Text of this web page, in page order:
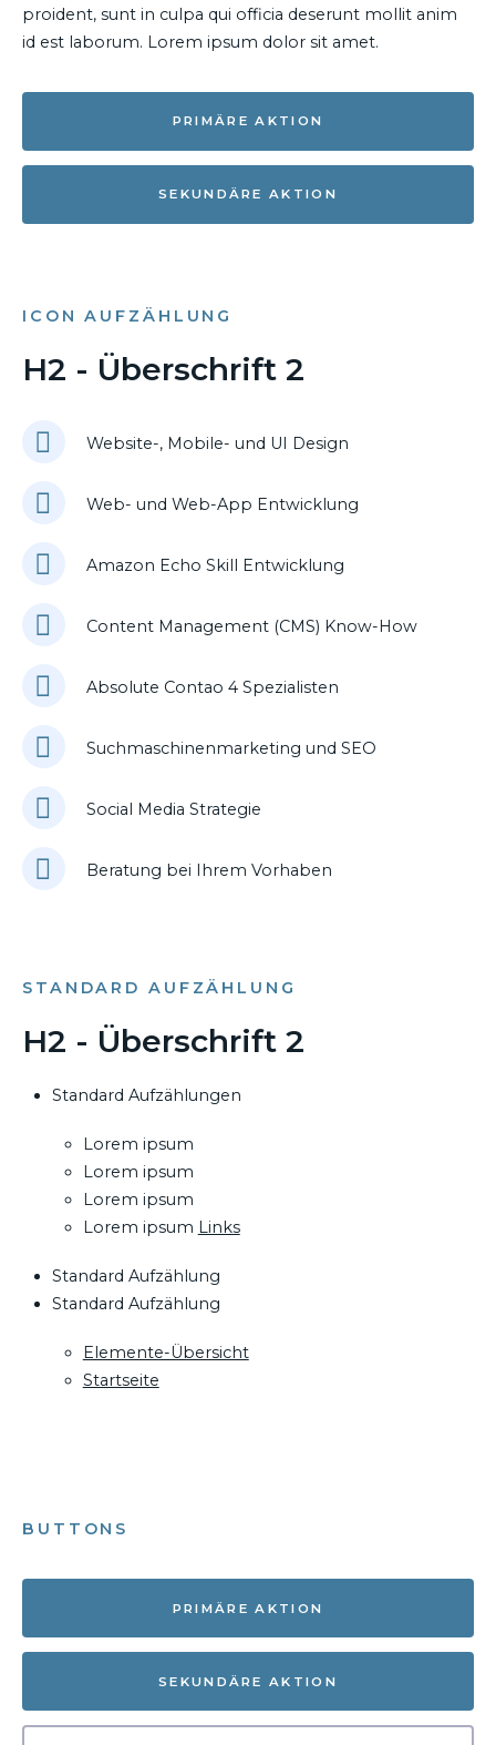
proident, sunt in culpa qui officia deserunt mollit anim
id est laborum. Lorem ipsum dolor sit amet.
PRIMÄRE AKTION
SEKUNDÄRE AKTION
ICON AUFZÄHLUNG
H2 - Überschrift 2
Website-, Mobile- und UI Design
Web- und Web-App Entwicklung
Amazon Echo Skill Entwicklung
Content Management (CMS) Know-How
Absolute Contao 4 Spezialisten
Suchmaschinenmarketing und SEO
Social Media Strategie
Beratung bei Ihrem Vorhaben
STANDARD AUFZÄHLUNG
H2 - Überschrift 2
Standard Aufzählungen
Lorem ipsum
Lorem ipsum
Lorem ipsum
Lorem ipsum Links
Standard Aufzählung
Standard Aufzählung
Elemente-Übersicht
Startseite
BUTTONS
PRIMÄRE AKTION
SEKUNDÄRE AKTION